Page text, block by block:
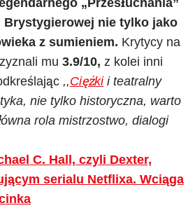
„Przesłuchania”
Brystygierowej nie tylko jako
z sumieniem. Krytycy na
mu 3.9/10, z kolei inni
,,Ciężkii teatralny
nie tylko historyczna, warto
rola mistrzostwo, dialogi
C. Hall, czyli Dexter,
serialu Netflixa. Wciąga